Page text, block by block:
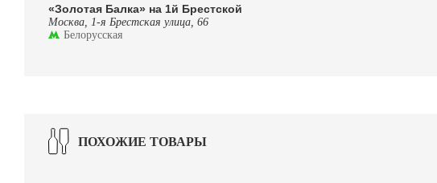
«Золотая Балка» на 1й Брестской
Москва, 1-я Брестская улица, 66
Белорусская
ПОХОЖИЕ ТОВАРЫ